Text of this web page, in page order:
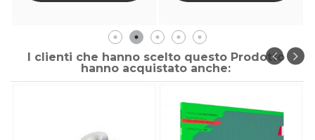
I clienti che hanno scelto questo Prodotto
hanno acquistato anche: